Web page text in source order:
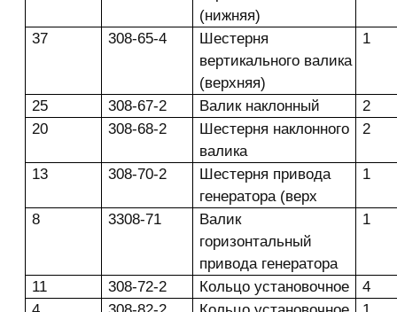
(нижняя)
37
308-65-4
Шестерня
вертикального валика
(верхняя)
1
25 308-67-2 Валик наклонный
2
20
308-68-2
Шестерня наклонного
валика
2
13 308-70-2
Шестерня привода
генератора (верх
1
8 3308-71
Валик
горизонтальный
привода генератора
1
11 308-72-2 Кольцо установочное
4